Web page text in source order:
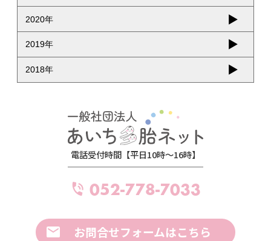
2020年
2019年
2018年
電話受付時間【平日10時～16時】
052-778-7033
お問合せフォームはこちら